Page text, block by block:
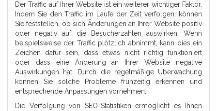
Der Traffic auf Ihrer Website ist ein weiterer wichtiger Faktor.
Indem Sie den Traffic im Laufe der Zeit verfolgen, können
Sie feststellen, ob sich Änderungen an Ihrer Website positiv
oder negativ auf die Besucherzahlen auswirken. Wenn
beispielsweise der Traffic plötzlich abnimmt, kann dies ein
Zeichen dafür sein, dass etwas nicht richtig funktioniert
oder dass eine Änderung an Ihrer Website negative
Auswirkungen hat. Durch die regelmäßige Überwachung
können Sie solche Probleme frühzeitig erkennen und
entsprechende Anpassungen vornehmen.
Die Verfolgung von SEO-Statistiken ermöglicht es Ihnen